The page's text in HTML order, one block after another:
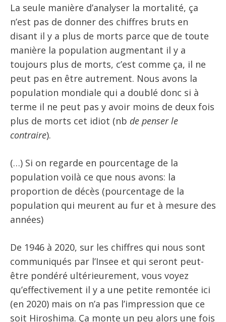
La seule manière d’analyser la mortalité, ça
n’est pas de donner des chiffres bruts en
disant il y a plus de morts parce que de toute
manière la population augmentant il y a
toujours plus de morts, c’est comme ça, il ne
peut pas en être autrement. Nous avons la
population mondiale qui a doublé donc si à
terme il ne peut pas y avoir moins de deux fois
plus de morts cet idiot (nb de penser le
contraire).
(…) Si on regarde en pourcentage de la
population voilà ce que nous avons: la
proportion de décès (pourcentage de la
population qui meurent au fur et à mesure des
années)
De 1946 à 2020, sur les chiffres qui nous sont
communiqués par l’Insee et qui seront peut-
être pondéré ultérieurement, vous voyez
qu’effectivement il y a une petite remontée ici
(en 2020) mais on n’a pas l’impression que ce
soit Hiroshima. Ça monte un peu alors une fois